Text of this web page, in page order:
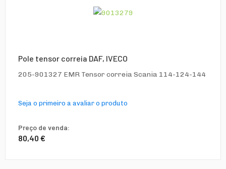
Pole tensor correia DAF, IVECO
205-901327 EMR Tensor correia Scania 114-124-144
Seja o primeiro a avaliar o produto
Preço de venda:
80,40 €